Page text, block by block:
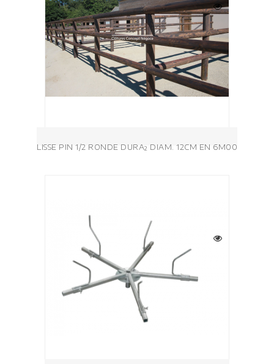
LISSE PIN 1/2 RONDE DURA² DIAM. 12CM EN 6M00